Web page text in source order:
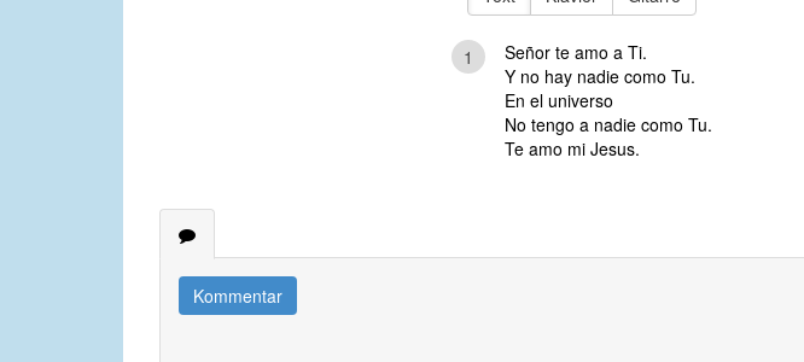
1
Señor te amo a Ti.
Y no hay nadie como Tu.
En el universo
No tengo a nadie como Tu.
Te amo mi Jesus.
Kommentar